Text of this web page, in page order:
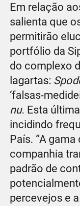
Em relação
salienta que
permitirão
portfólio da
do complexo
lagartas:
‘falsas-
nu. Esta
incidindo
País. “A
companhia
padrão de
percevejos e